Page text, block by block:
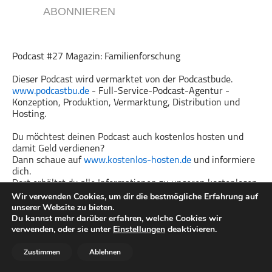
Gesellschaft & Kultur
Haustiere
Hobbys & Interessen
Immobilien
Karriere
Kinder & Familie
Kunst & Unterhaltung
Musik
Nachrichten
Persönliche Finanzen
Politik & Regierung
ABONNIEREN
Podcast #27 Magazin: Familienforschung
Dieser Podcast wird vermarktet von der Podcastbude.
www.podcastbu.de - Full-Service-Podcast-Agentur -
Konzeption, Produktion, Vermarktung, Distribution und
Hosting.
Du möchtest deinen Podcast auch kostenlos hosten und
damit Geld verdienen?
Dann schaue auf www.kostenlos-hosten.de und informiere
dich.
Dort erhältst du alle Informationen zu unseren kostenlosen
Podcast-Hosting-Angeboten. kostenlos-hosten.de ist ein
Produkt derPodcastbude
Wir verwenden Cookies, um dir die bestmögliche Erfahrung auf
unserer Website zu bieten.
Du kannst mehr darüber erfahren, welche Cookies wir
verwenden, oder sie unter Einstellungen deaktivieren.
Zustimmen Ablehnen